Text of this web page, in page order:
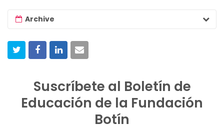
i
Archive
Suscríbete al Boletín de
Educación de la Fundación
Botín